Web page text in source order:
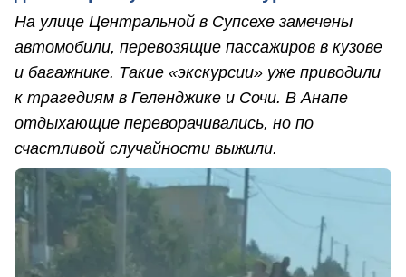
На улице Центральной в Супсехе замечены
автомобили, перевозящие пассажиров в кузове
и багажнике. Такие «экскурсии» уже приводили
к трагедиям в Геленджике и Сочи. В Анапе
отдыхающие переворачивались, но по
счастливой случайности выжили.